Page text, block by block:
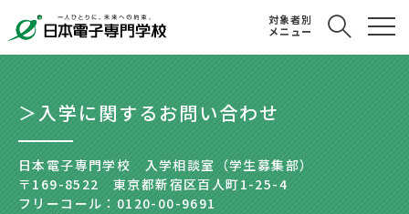
対象者別
メニュー
＞入学に関するお問い合わせ
日本電子専門学校 入学相談室（学生募集部）
〒169-8522 東京都新宿区百人町1-25-4
フリーコール：0120-00-9691